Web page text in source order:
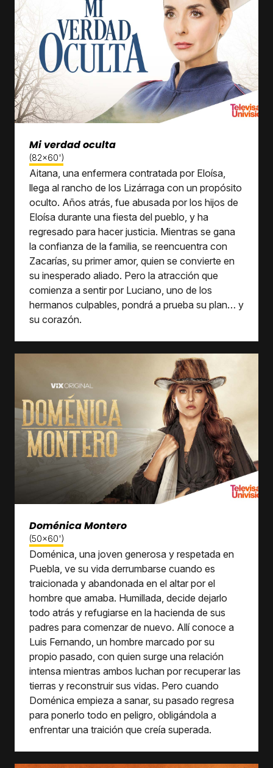
Mi verdad oculta
(82x60')
Aitana, una enfermera contratada por Eloísa,
llega al rancho de los Lizárraga con un propósito
oculto. Años atrás, fue abusada por los hijos de
Eloísa durante una fiesta del pueblo, y ha
regresado para hacer justicia. Mientras se gana
la confianza de la familia, se reencuentra con
Zacarías, su primer amor, quien se convierte en
su inesperado aliado. Pero la atracción que
comienza a sentir por Luciano, uno de los
hermanos culpables, pondrá a prueba su plan… y
su corazón.
Doménica Montero
(50x60')
Doménica, una joven generosa y respetada en
Puebla, ve su vida derrumbarse cuando es
traicionada y abandonada en el altar por el
hombre que amaba. Humillada, decide dejarlo
todo atrás y refugiarse en la hacienda de sus
padres para comenzar de nuevo. Allí conoce a
Luis Fernando, un hombre marcado por su
propio pasado, con quien surge una relación
intensa mientras ambos luchan por recuperar las
tierras y reconstruir sus vidas. Pero cuando
Doménica empieza a sanar, su pasado regresa
para ponerlo todo en peligro, obligándola a
enfrentar una traición que creía superada.